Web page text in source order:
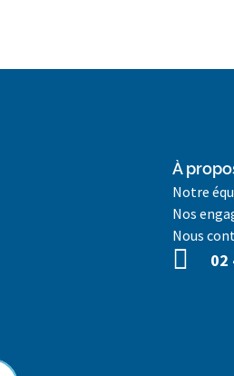
À
Notre
Nos
Nous
02